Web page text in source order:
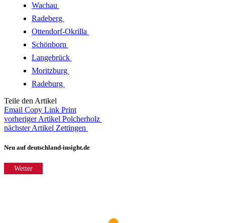
Wachau
Radeberg
Ottendorf-Okrilla
Schönborn
Langebrück
Moritzburg
Radeburg
Teile den Artikel
Email Copy Link Print
vorheriger Artikel Polcherholz
nächster Artikel Zettingen
Neu auf deutschland-insight.de
Wetter